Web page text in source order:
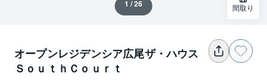
1 / 26 間取り
オープンレジデンシア広尾ザ・ハウス
ＳｏｕｔｈＣｏｕｒｔ